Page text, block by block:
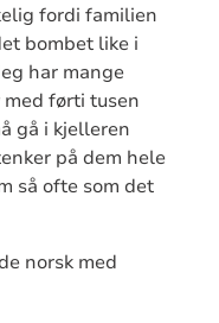
fordi familien
bombet like i
har mange
førti tusen
gå i kjelleren
på dem hele
så ofte som det
norsk med